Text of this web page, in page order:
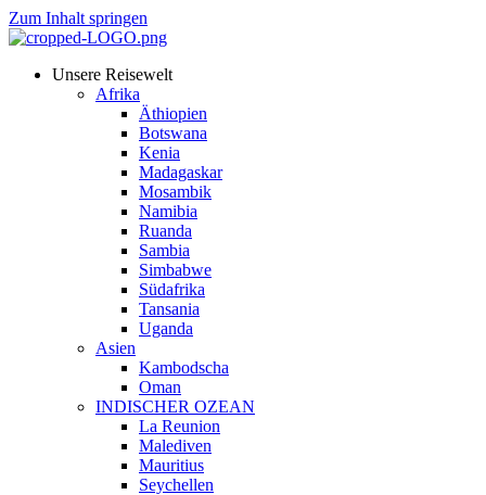
Zum Inhalt springen
Unsere Reisewelt
Afrika
Äthiopien
Botswana
Kenia
Madagaskar
Mosambik
Namibia
Ruanda
Sambia
Simbabwe
Südafrika
Tansania
Uganda
Asien
Kambodscha
Oman
INDISCHER OZEAN
La Reunion
Malediven
Mauritius
Seychellen